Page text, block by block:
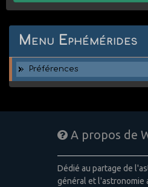
Menu Ephémérides
Préférences
A propos de
Dédié au partage de
général et l'astronomie